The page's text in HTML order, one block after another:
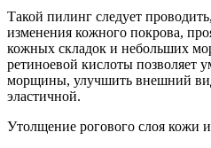
Такой пилинг следует
изменения кожного покрова,
кожных складок и небольших
ретиноевой кислоты позволяет
морщины, улучшить внешний
эластичной.
Утолщение рогового слоя кожи